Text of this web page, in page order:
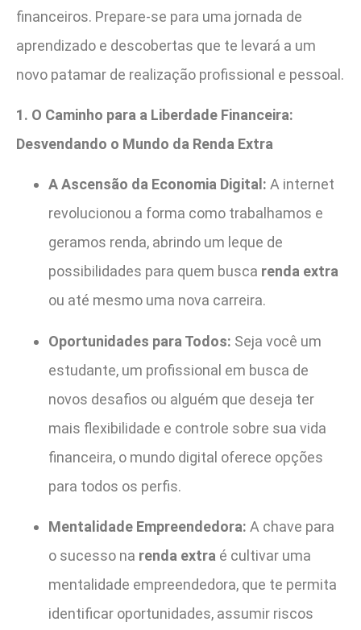
financeiros. Prepare-se para uma jornada de
aprendizado e descobertas que te levará a um
novo patamar de realização profissional e pessoal.
1. O Caminho para a Liberdade Financeira:
Desvendando o Mundo da Renda Extra
A Ascensão da Economia Digital: A internet
revolucionou a forma como trabalhamos e
geramos renda, abrindo um leque de
possibilidades para quem busca renda extra
ou até mesmo uma nova carreira.
Oportunidades para Todos: Seja você um
estudante, um profissional em busca de
novos desafios ou alguém que deseja ter
mais flexibilidade e controle sobre sua vida
financeira, o mundo digital oferece opções
para todos os perfis.
Mentalidade Empreendedora: A chave para
o sucesso na renda extra é cultivar uma
mentalidade empreendedora, que te permita
identificar oportunidades, assumir riscos